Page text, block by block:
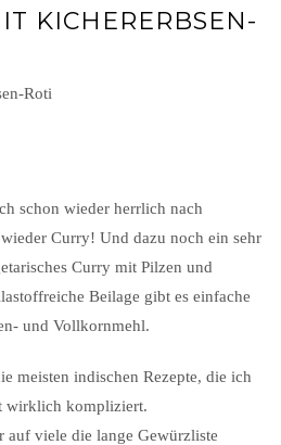
KICHERERBSEN-
schon wieder herrlich nach
Curry! Und dazu noch ein sehr
Curry mit Pilzen und
Beilage gibt es einfache
und Vollkornmehl.
meisten indischen Rezepte, die ich
wirklich kompliziert.
auf viele die lange Gewürzliste